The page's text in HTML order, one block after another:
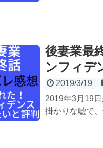
後妻業最
ンフィデ
2019/3/19
2019年3月19
掛かりな嘘で